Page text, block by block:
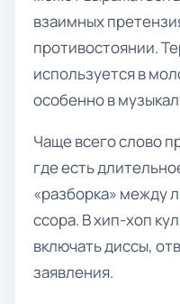
взаимных
противостоянии.
используется в
особенно в
Чаще всего слово
где есть
«разборка» между
ссора. В хип-хоп
включать диссы,
заявления.